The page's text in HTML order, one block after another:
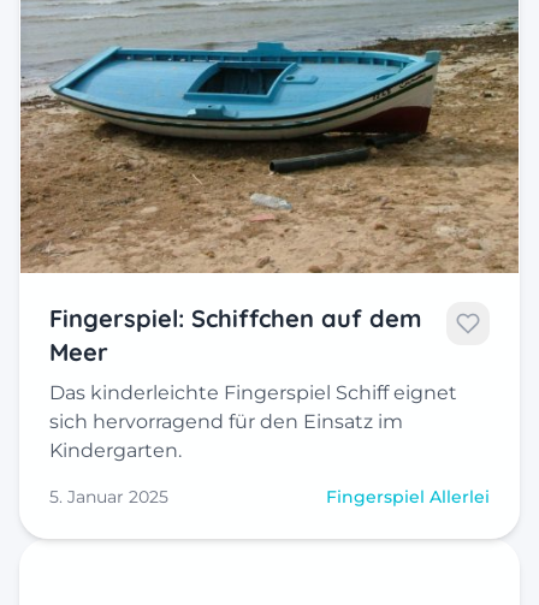
Fingerspiel: Schiffchen auf dem
Meer
Das kinderleichte Fingerspiel Schiff eignet
sich hervorragend für den Einsatz im
Kindergarten.
5. Januar 2025 Fingerspiel Allerlei